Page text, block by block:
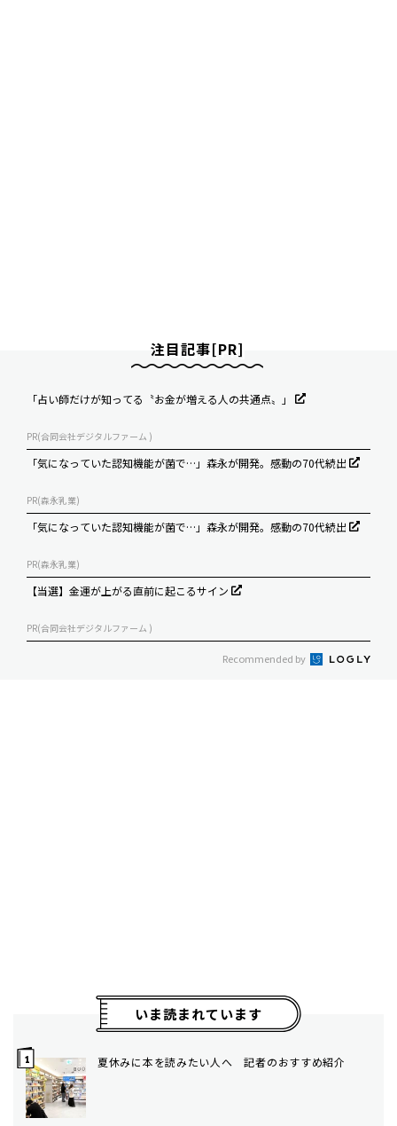
注目記事[PR]
「占い師だけが知ってる〝お金が増える人の共通点〟」
PR(合同会社デジタルファーム )
「気になっていた認知機能が菌で…」森永が開発。感動の70代続出
PR(森永乳業)
「気になっていた認知機能が菌で…」森永が開発。感動の70代続出
PR(森永乳業)
【当選】金運が上がる直前に起こるサイン
PR(合同会社デジタルファーム )
Recommended by
いま読まれています
夏休みに本を読みたい人へ 記者のおすすめ紹介